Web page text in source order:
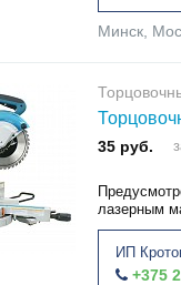
Минск,
35 руб.
лазерным
ИП
+375